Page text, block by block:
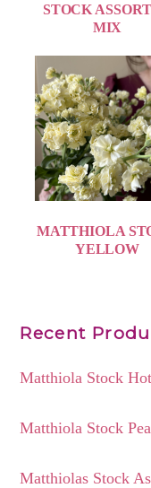
STOCK
MIX
MATTHIOLA
YELLOW
Recent
Matthiola Stock
Matthiola Stock
Matthiolas Stock